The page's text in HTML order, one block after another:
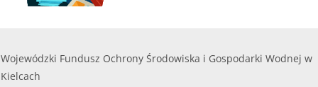
Wojewódzki Fundusz Ochrony Środowiska i Gospodarki Wodnej w
Kielcach